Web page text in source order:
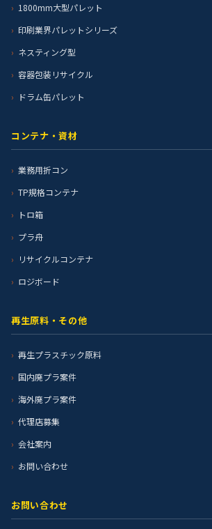
1800mm大型パレット
印刷業界パレットシリーズ
ネスティング型
容器包装リサイクル
ドラム缶パレット
コンテナ・資材
業務用折コン
TP規格コンテナ
トロ箱
プラ舟
リサイクルコンテナ
ロジボード
再生原料・その他
再生プラスチック原料
国内廃プラ案件
海外廃プラ案件
代理店募集
会社案内
お問い合わせ
お問い合わせ